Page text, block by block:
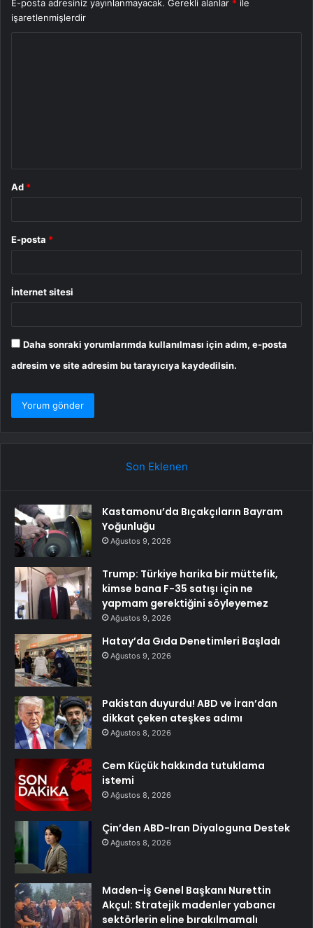
E-posta adresiniz yayınlanmayacak. Gerekli alanlar * ile
işaretlenmişlerdir
Ad *
E-posta *
İnternet sitesi
Daha sonraki yorumlarımda kullanılması için adım, e-posta
adresim ve site adresim bu tarayıcıya kaydedilsin.
Son Eklenen
Kastamonu’da Bıçakçıların Bayram
Yoğunluğu
Ağustos 9, 2026
Trump: Türkiye harika bir müttefik,
kimse bana F-35 satışı için ne
yapmam gerektiğini söyleyemez
Ağustos 9, 2026
Hatay’da Gıda Denetimleri Başladı
Ağustos 9, 2026
Pakistan duyurdu! ABD ve İran’dan
dikkat çeken ateşkes adımı
Ağustos 8, 2026
Cem Küçük hakkında tutuklama
istemi
Ağustos 8, 2026
Çin’den ABD-Iran Diyaloguna Destek
Ağustos 8, 2026
Maden-İş Genel Başkanı Nurettin
Akçul: Stratejik madenler yabancı
sektörlerin eline bırakılmamalı